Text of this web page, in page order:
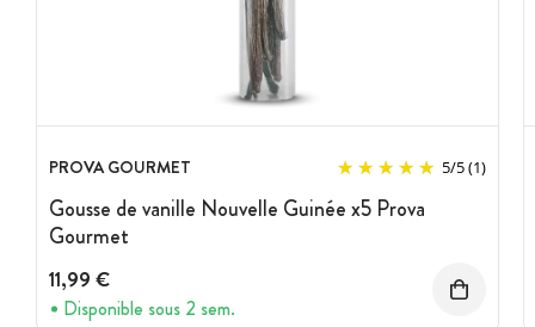
PROVA GOURMET 5/5(1)
Gousse de vanille Nouvelle Guinée x5 Prova
Gourmet
11,99 €
Disponible sous 2 sem.